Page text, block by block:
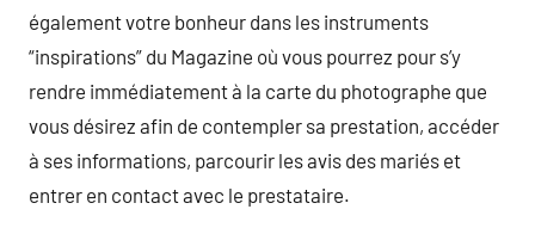
également votre bonheur dans les instruments
“inspirations” du Magazine où vous pourrez pour s’y
rendre immédiatement à la carte du photographe que
vous désirez afin de contempler sa prestation, accéder
à ses informations, parcourir les avis des mariés et
entrer en contact avec le prestataire.